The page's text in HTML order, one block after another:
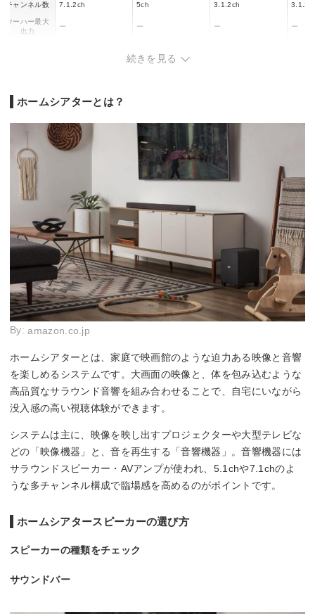
チャンネル数 7.1.2ch 5ch 3.1.2ch
ウーハー最大
出力
ー ー ー ー
ワンボディ
幅x高さx奥行
幅1300x高さ80x奥
行142mm
幅940x高さ50.5x奥
行104mm
m/サブウーハー：幅
172x高さ370x奥行2
続きを見る
ホームシアターとは？
By:amazon.co.jp
ホームシアターとは、家庭で映画館のような迫力ある映像と音響
を楽しめるシステムです。大画面の映像と、体を包み込むような
高品質なサラウンド音響を組み合わせることで、自宅にいながら
没入感の高い視聴体験ができます。
システムは主に、映像を映し出すプロジェクターや大型テレビな
どの「映像機器」と、音を再生する「音響機器」。音響機器には
サラウンドスピーカー・AVアンプが使われ、5.1chや7.1chのよ
うな多チャンネル構成で臨場感を高めるのがポイントです。
ホームシアタースピーカーの選び方
スピーカーの種類をチェック
サウンドバー